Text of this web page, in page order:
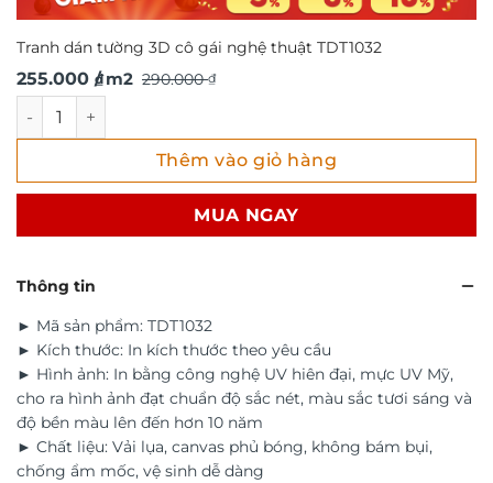
Tranh dán tường 3D cô gái nghệ thuật TDT1032
290.000₫
Giá
là:
290.000 ₫.
255.000 ₫
Giá
tại
là:
/ m2
Tranh dán tường 3D cô gái nghệ thuật TDT1032 số lượng
Thêm vào giỏ hàng
MUA NGAY
Thông tin
► Mã sản phẩm: TDT1032
► Kích thước: In kích thước theo yêu cầu
► Hình ảnh: In bằng công nghệ UV hiên đại, mực UV Mỹ,
cho ra hình ảnh đạt chuẩn độ sắc nét, màu sắc tươi sáng và
độ bền màu lên đến hơn 10 năm
► Chất liệu: Vải lụa, canvas phủ bóng, không bám bụi,
chống ẩm mốc, vệ sinh dễ dàng